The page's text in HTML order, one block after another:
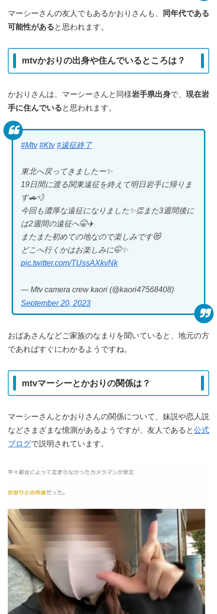
マーシーさんの友人でもあるかおりさんも、
同年代である
可能性があると思われます。
mtvかおりの出身や住んでいるところは？
かおりさんは、マーシーさんと同様岩手県出身で、 現在岩
手に住んでいると思われます。
#Mtv #Ktv #遠征終了
東北へ戻ってきましたー✨
19日間に渡る関東遠征を終えて明日岩手に帰りま
す🚗💨
今回も濃厚な遠征になりました✨👏また3週間後に
は2週間の遠征へ🤫✈️
またまた初めての地なので楽しみです😻
どこへ行くかはお楽しみに🤭✨
pic.twitter.com/TUssAXkvNk
— Mtv camera crew kaori (@kaori47568408)
September 20, 2023
おばあさんなどご家族のなまりを聞いていると、地元の方
であればすぐにわかるようですね。
mtvマーシーとかおりの関係は？
マーシーさんとかおりさんの関係について、妹説や恋人説
などさまざまな憶測があるようですが、友人であると公式
ブログで説明されています。